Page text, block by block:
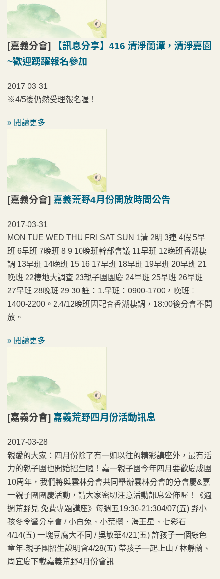
[嘉義分會]
【訊息分享】416 清淨蘭潭，清淨嘉園
~歡迎踴躍報名參加
2017-03-31
※4/5後仍然受理報名喔！
» 閱讀更多
[嘉義分會] 嘉義荒野4月份開放時間公告
2017-03-31
MON TUE WED THU FRI SAT SUN 1清 2明 3連 4假 5早
班 6早班 7晚班 8 9 10晚班幹部會議 11早班 12晚班香湖棲
調 13早班 14晚班 15 16 17早班 18早班 19早班 20早班 21
晚班 22棲地大調查 23親子團團慶 24早班 25早班 26早班
27早班 28晚班 29 30 註：1.早班：0900-1700，晚班：
1400-2200。2.4/12晚班因配合香湖棲調，18:00後分會不開
放。
» 閱讀更多
[嘉義分會] 嘉義荒野四月份活動訊息
2017-03-28
親愛的大家：四月份除了有一如以往的精彩講座外，最有活
力的親子團也開始招生囉！嘉一親子團今年四月要歡慶成團
10周年，我們將與雲林分會共同舉辦雲林分會的分會慶&嘉
一親子團團慶活動，請大家密切注意活動訊息公佈喔！《週
週荒野見 免費專題講座》每週五19:30-21:304/07(五) 野小
孩冬令營分享會 / 小白兔、小葉欖、海王星、七彩石
4/14(五) 一塊豆腐大不同 / 吳敏華4/21(五) 許孩子一個綠色
童年-親子團招生說明會4/28(五) 帶孩子一起上山 / 林靜蘭、
周宜慶下載嘉義荒野4月份會訊